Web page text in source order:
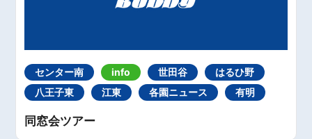
センター南 info 世田谷
はるひ野
八王子東
江東 各園ニュース 有明
同窓会ツアー